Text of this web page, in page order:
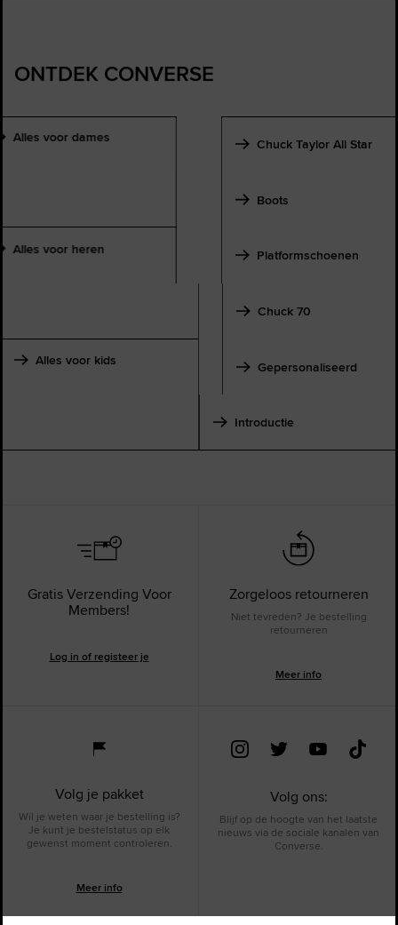
ONTDEK CONVERSE
Alles voor dames Chuck Taylor All Star
Boots
Alles voor heren Platformschoenen
Chuck 70
Alles voor kids Gepersonaliseerd
Introductie
Gratis Verzending Voor
Members!
Log in of registeer je
Zorgeloos retourneren
Niet tevreden? Je bestelling
retourneren
Meer info
Volg je pakket
Wil je weten waar je bestelling is?
Je kunt je bestelstatus op elk
gewenst moment controleren.
Meer info
Volg ons:
Blijf op de hoogte van het laatste
nieuws via de sociale kanalen van
Converse.